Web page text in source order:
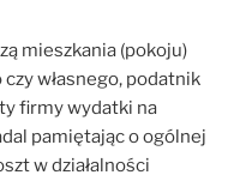
mieszkania (pokoju)
własnego, podatnik
firmy wydatki na
pamiętając o ogólnej
w działalności